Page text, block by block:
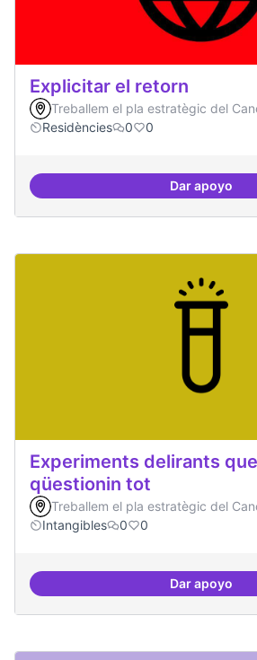
Explicitar el retorn
Treballem el pla estratègic del
Residències
0 0
Dar apoyo
Explicitar
Experiments delirants
qüestionin tot
Treballem el pla estratègic del
Intangibles
0 0
Dar apoyo